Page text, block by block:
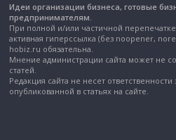
Идеи организации бизнеса, готовые
предпринимателям.
При полной и/или частичной
активная гиперссылка (без noopener,
hobiz.ru обязательна.
Мнение администрации сайта может не
статей.
Редакция сайта не несет
опубликованной в статьях на сайте.